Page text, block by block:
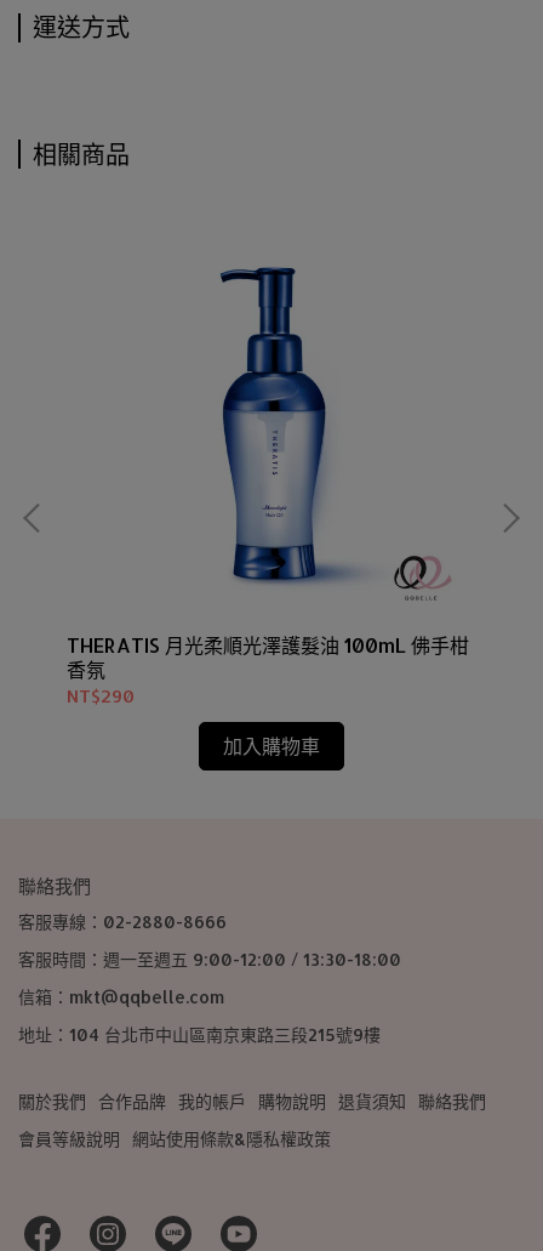
運送方式
相關商品
THERATIS 月光柔順光澤護髮油 100mL 佛手柑
香氛
NT$290
加入購物車
聯絡我們
客服專線：02-2880-8666
客服時間：週一至週五 9:00-12:00 / 13:30-18:00
信箱：mkt@qqbelle.com
地址：104 台北市中山區南京東路三段215號9樓
關於我們 合作品牌 我的帳戶 購物說明 退貨須知
聯絡我們
會員等級說明
網站使用條款&隱私權政策